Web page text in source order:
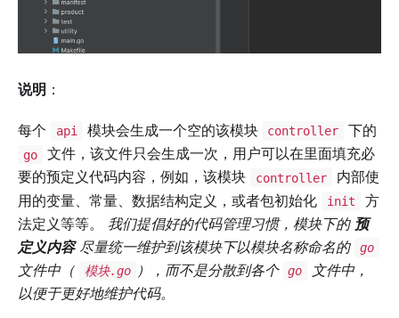
说明 ：
每个 api 模块会生成一个空的该模块 controller 下的
go
文件，该文件只会生成一次，用户可以在里面填充必
要的预定义代码内容，例如，该模块
controller
内部使
用的变量、常量、数据结构定义，或者包初始化
init
方
法定义等等。 我们提倡好的代码管理习惯，模块下的 预
定义内容尽量统一维护到该模块下以模块名称命名的 go
文件中（ 模块.go ），而不是分散到各个 go
文件中，
以便于更好地维护代码。